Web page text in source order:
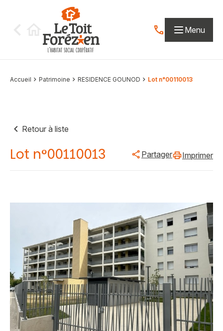
Contactez-nous
Menu
Accueil Patrimoine RESIDENCE GOUNOD Lot n°00110013
Retour à liste
Lot n°00110013 Partager Imprimer